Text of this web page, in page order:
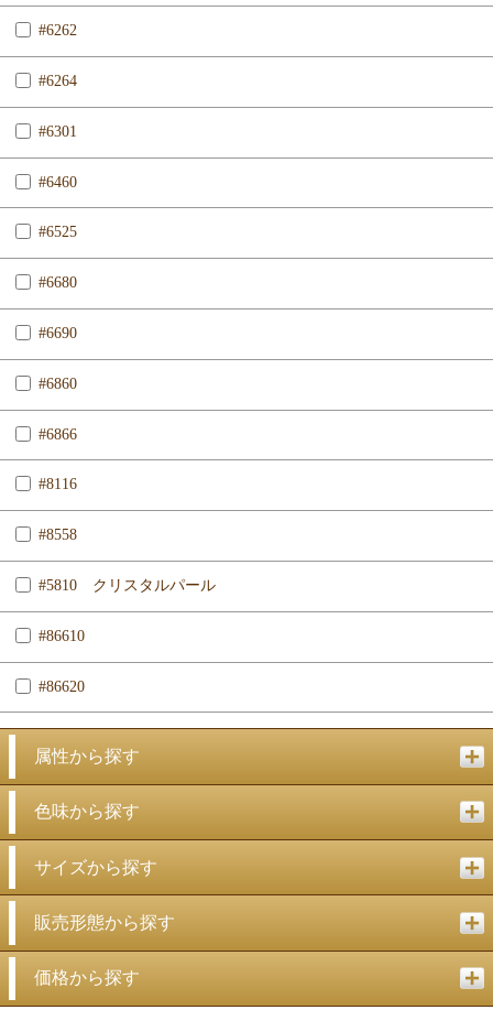
#6262
#6264
#6301
#6460
#6525
#6680
#6690
#6860
#6866
#8116
#8558
#5810 クリスタルパール
#86610
#86620
属性から探す
色味から探す
サイズから探す
販売形態から探す
価格から探す